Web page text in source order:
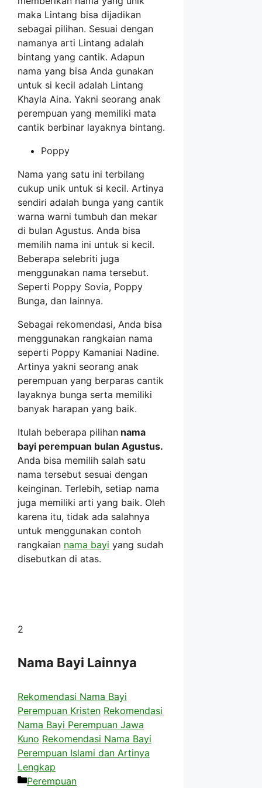
maka Lintang bisa dijadikan
sebagai pilihan. Sesuai dengan
namanya arti Lintang adalah
bintang yang cantik. Adapun
nama yang bisa Anda gunakan
untuk si kecil adalah Lintang
Khayla Aina. Yakni seorang anak
perempuan yang memiliki mata
cantik berbinar layaknya bintang.
Poppy
Nama yang satu ini terbilang
cukup unik untuk si kecil. Artinya
sendiri adalah bunga yang cantik
warna warni tumbuh dan mekar
di bulan Agustus. Anda bisa
memilih nama ini untuk si kecil.
Beberapa selebriti juga
menggunakan nama tersebut.
Seperti Poppy Sovia, Poppy
Bunga, dan lainnya.
Sebagai rekomendasi, Anda bisa
menggunakan rangkaian nama
seperti Poppy Kamaniai Nadine.
Artinya yakni seorang anak
perempuan yang berparas cantik
layaknya bunga serta memiliki
banyak harapan yang baik.
Itulah beberapa pilihan nama
bayi perempuan bulan Agustus.
Anda bisa memilih salah satu
nama tersebut sesuai dengan
keinginan. Terlebih, setiap nama
juga memiliki arti yang baik. Oleh
karena itu, tidak ada salahnya
untuk menggunakan contoh
rangkaian nama bayi yang sudah
disebutkan di atas.
2
Nama Bayi Lainnya
Rekomendasi Nama Bayi
Perempuan Kristen Rekomendasi
Nama Bayi Perempuan Jawa
Kuno Rekomendasi Nama Bayi
Perempuan Islami dan Artinya
Lengkap
Kategori
Perempuan